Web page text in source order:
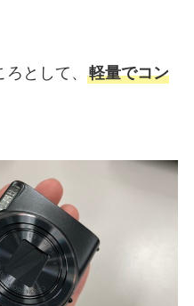
として、
軽量でコン